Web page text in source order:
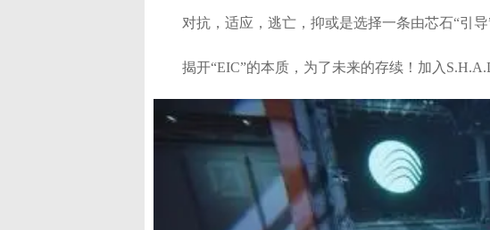
对抗，适应，逃亡，抑或是选择一条由芯石“引导
揭开“EIC”的本质，为了未来的存续！加入